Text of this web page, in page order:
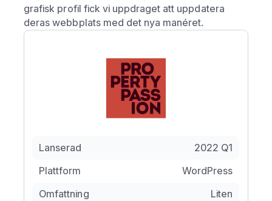
grafisk profil fick vi uppdraget att uppdatera
deras webbplats med det nya manéret.
Lanserad
2022 Q1
Plattform
WordPress
Omfattning
Liten